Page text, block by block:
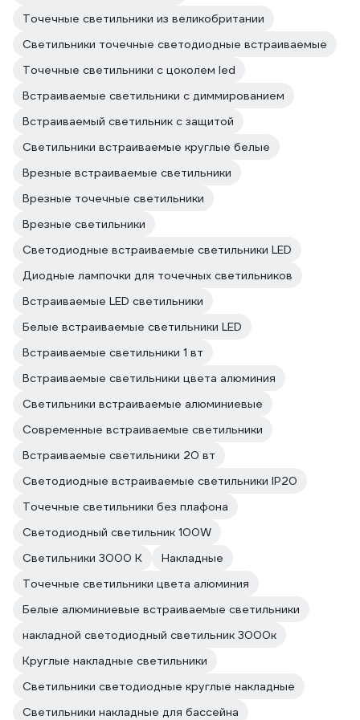
Точечные светильники из великобритании
Светильники точечные светодиодные встраиваемые
Точечные светильники с цоколем led
Встраиваемые светильники с диммированием
Встраиваемый светильник с защитой
Светильники встраиваемые круглые белые
Врезные встраиваемые светильники
Врезные точечные светильники
Врезные светильники
Светодиодные встраиваемые светильники LED
Диодные лампочки для точечных светильников
Встраиваемые LED светильники
Белые встраиваемые светильники LED
Встраиваемые светильники 1 вт
Встраиваемые светильники цвета алюминия
Светильники встраиваемые алюминиевые
Современные встраиваемые светильники
Встраиваемые светильники 20 вт
Светодиодные встраиваемые светильники IP20
Точечные светильники без плафона
Светодиодный светильник 100W
Светильники 3000 К
Накладные
Точечные светильники цвета алюминия
Белые алюминиевые встраиваемые светильники
накладной светодиодный светильник 3000к
Круглые накладные светильники
Светильники светодиодные круглые накладные
Светильники накладные для бассейна